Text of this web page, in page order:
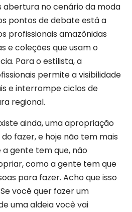
abertura no cenário da moda
pontos de debate está a
profissionais amazônidas
e coleções que usam o
Para o estilista, a
permite a visibilidade
e interrompe ciclos de
regional.
ainda, uma apropriação
fazer, e hoje não tem mais
a gente tem que, não
como a gente tem que
para fazer. Acho que isso
você quer fazer um
uma aldeia você vai